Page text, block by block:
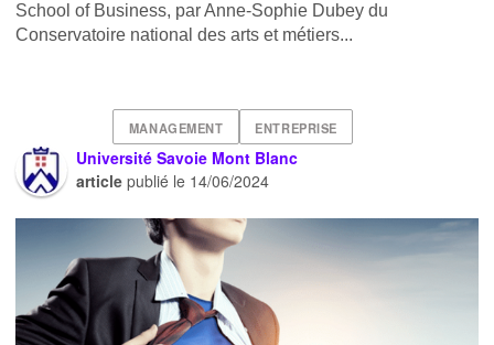
School of Business, par Anne-Sophie Dubey du
Conservatoire national des arts et métiers...
MANAGEMENT ENTREPRISE
Université Savoie Mont Blanc
article publié le 14/06/2024